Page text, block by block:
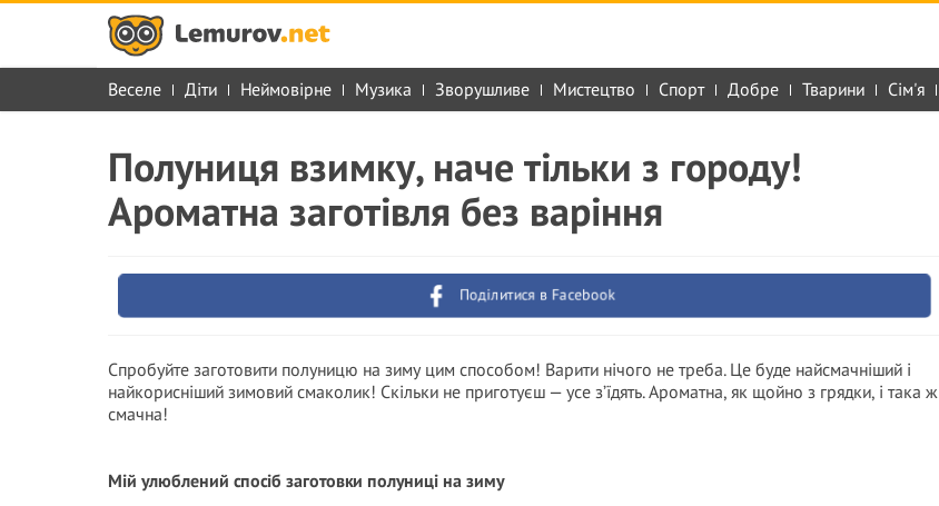
Веселе Діти Неймовірне Музика Зворушливе Мистецтво Спорт Добре Тварини Сім'я
Полуниця взимку, наче тільки з городу!
Ароматна заготівля без варіння
Поділитися в Facebook
Спробуйте заготовити полуницю на зиму цим способом! Варити нічого не треба. Це буде найсмачніший і
найкорисніший зимовий смаколик! Скільки не приготуєш — усе з’їдять. Ароматна, як щойно з грядки, і така ж
смачна!
Мій улюблений спосіб заготовки полуниці на зиму